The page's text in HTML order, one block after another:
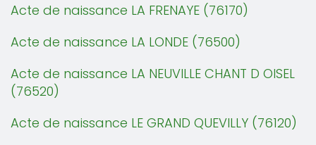
Acte de naissance LA FRENAYE (76170)
Acte de naissance LA LONDE (76500)
Acte de naissance LA NEUVILLE CHANT D OISEL
(76520)
Acte de naissance LE GRAND QUEVILLY (76120)